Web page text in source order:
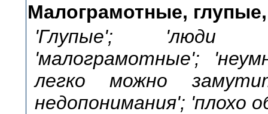
Малограмотные,
'Глупые'; 'люди
'малограмотные';
легко можно
недопонимания'; 'плохо